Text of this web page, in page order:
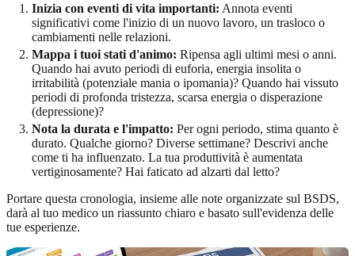
Inizia con eventi di vita importanti: Annota eventi
significativi come l'inizio di un nuovo lavoro, un trasloco o
cambiamenti nelle relazioni.
Mappa i tuoi stati d'animo: Ripensa agli ultimi mesi o anni.
Quando hai avuto periodi di euforia, energia insolita o
irritabilità (potenziale mania o ipomania)? Quando hai vissuto
periodi di profonda tristezza, scarsa energia o disperazione
(depressione)?
Nota la durata e l'impatto: Per ogni periodo, stima quanto è
durato. Qualche giorno? Diverse settimane? Descrivi anche
come ti ha influenzato. La tua produttività è aumentata
vertiginosamente? Hai faticato ad alzarti dal letto?
Portare questa cronologia, insieme alle note organizzate sul BSDS,
darà al tuo medico un riassunto chiaro e basato sull'evidenza delle
tue esperienze.